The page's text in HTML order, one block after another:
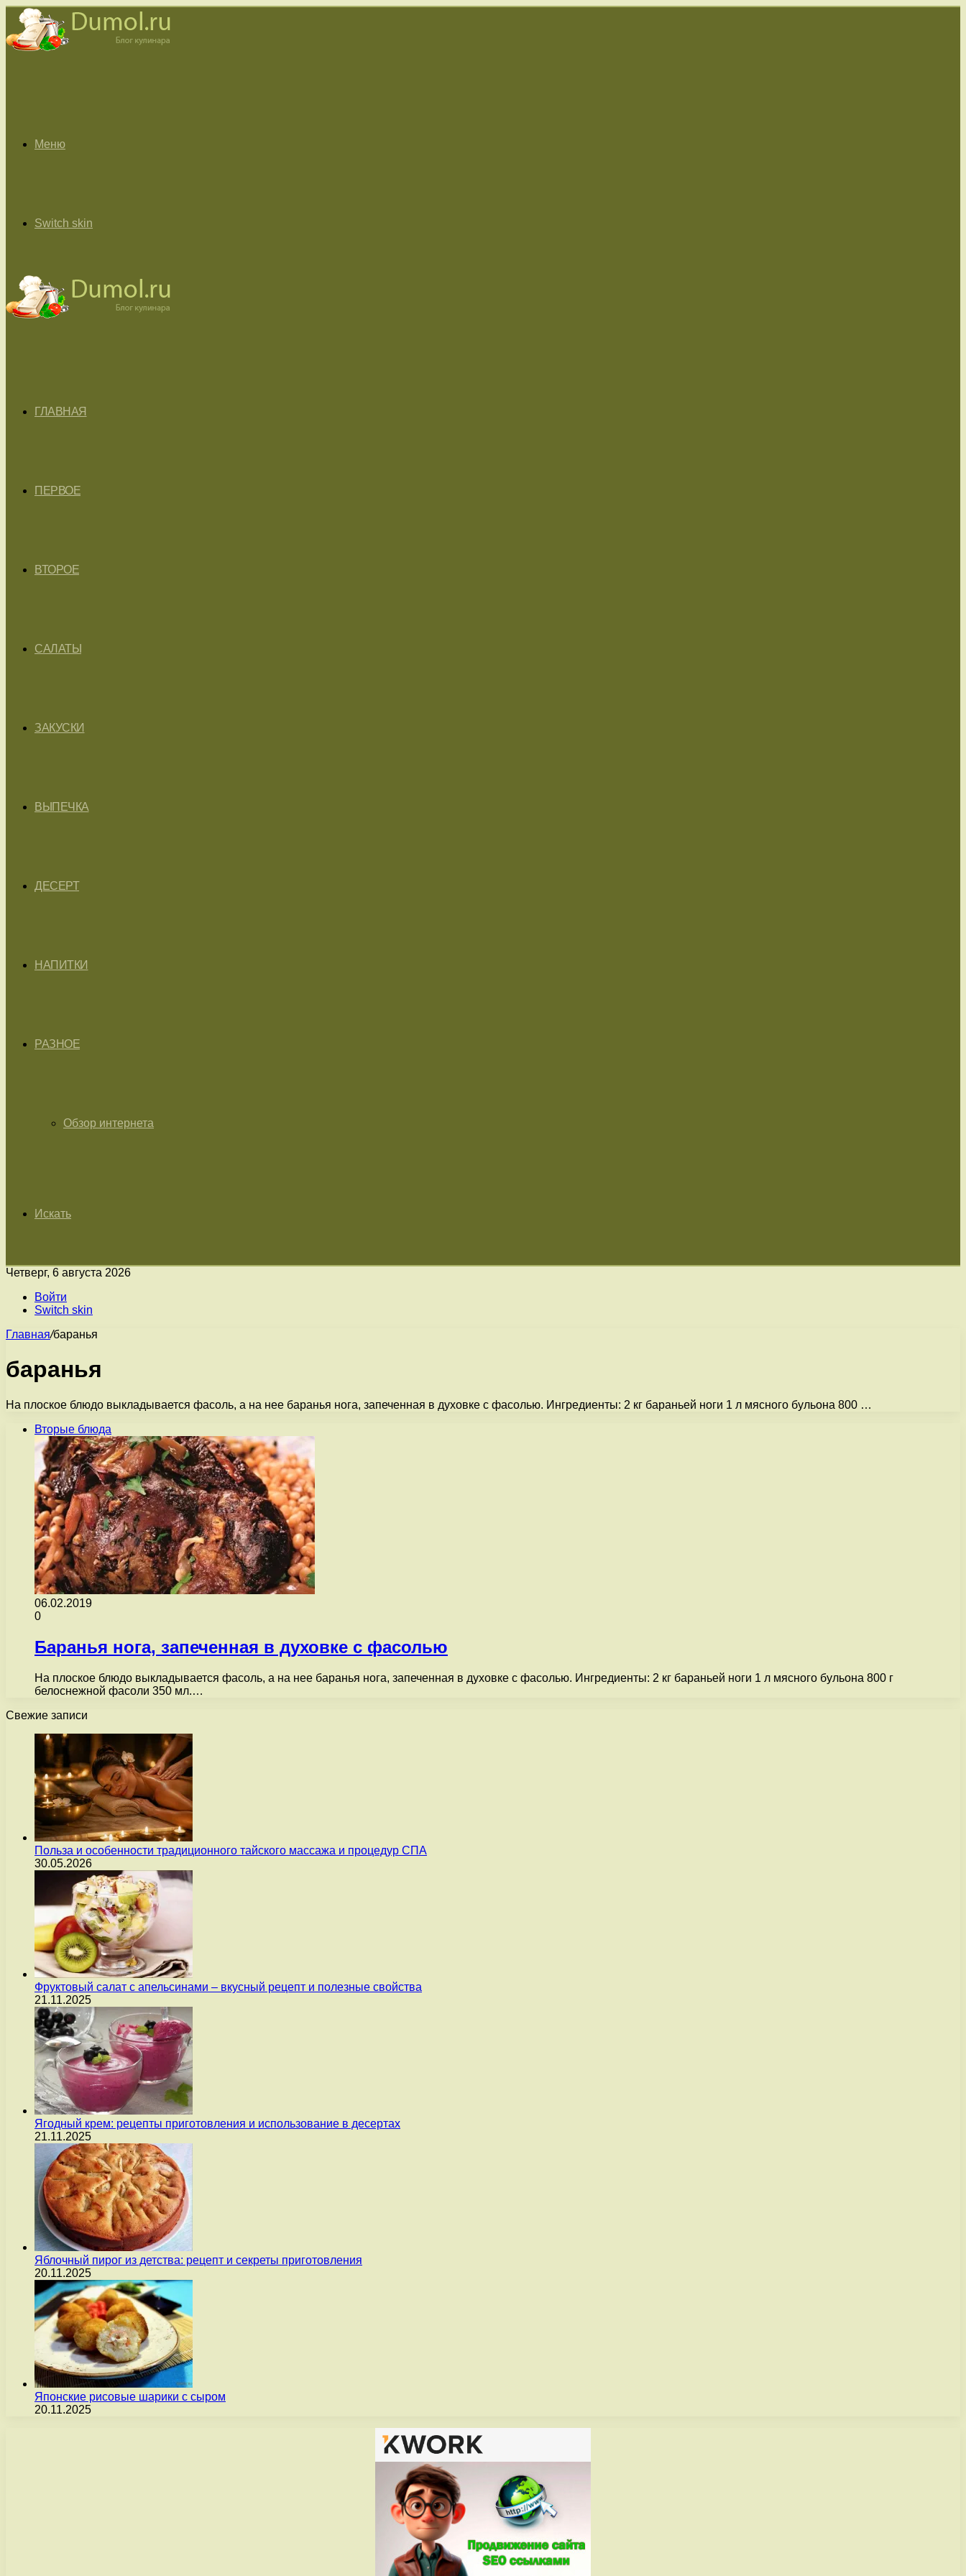
Меню
Switch skin
ГЛАВНАЯ
ПЕРВОЕ
ВТОРОЕ
САЛАТЫ
ЗАКУСКИ
ВЫПЕЧКА
ДЕСЕРТ
НАПИТКИ
РАЗНОЕ
Обзор интернета
Искать
Четверг, 6 августа 2026
Войти
Switch skin
Главная/баранья
баранья
На плоское блюдо выкладывается фасоль, а на нее баранья нога, запеченная в духовке с фасолью. Ингредиенты: 2 кг бараньей ноги 1 л мясного бульона 800 …
Вторые блюда
06.02.2019
0
Баранья нога, запеченная в духовке с фасолью
На плоское блюдо выкладывается фасоль, а на нее баранья нога, запеченная в духовке с фасолью. Ингредиенты: 2 кг бараньей ноги 1 л мясного бульона 800 г
белоснежной фасоли 350 мл.…
Свежие записи
Польза и особенности традиционного тайского массажа и процедур СПА
30.05.2026
Фруктовый салат с апельсинами – вкусный рецепт и полезные свойства
21.11.2025
Ягодный крем: рецепты приготовления и использование в десертах
21.11.2025
Яблочный пирог из детства: рецепт и секреты приготовления
20.11.2025
Японские рисовые шарики с сыром
20.11.2025